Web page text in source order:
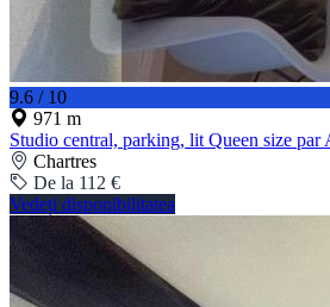
9.6 / 10
971 m
Studio central, parking, lit Queen size par
Chartres
De la 112 €
Vedeți disponibilitatea